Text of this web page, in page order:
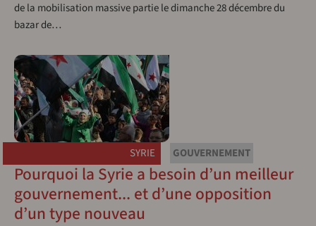
de la mobilisation massive partie le dimanche 28 décembre du
bazar de…
SYRIE GOUVERNEMENT
Pourquoi la Syrie a besoin d’un meilleur
gouvernement... et d’une opposition
d’un type nouveau